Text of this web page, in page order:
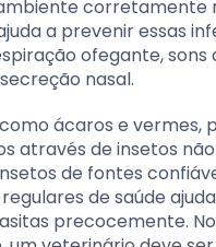
corretamente
a prevenir essas
ofegante, sons
nasal.
ácaros e vermes,
através de insetos
de fontes
de saúde
precocemente.